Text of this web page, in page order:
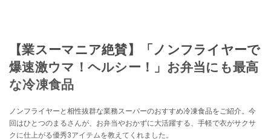
【業スーマニア絶賛】「ノンフライヤーで
爆速激ウマ！ヘルシー！」お弁当にも最高
な冷凍食品
ノンフライヤーと相性抜群な業務スーパーのおすすめ冷凍食品をご紹介。今
回はひとつのまるさんが、お弁当やおかずに大活躍する、手軽で衣がサクサ
クに仕上がる優秀3アイテムを教えてくれました。